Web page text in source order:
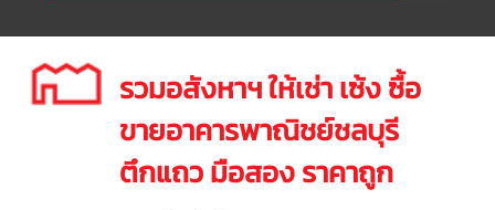
รวมอสังหาฯ ให้เช่า เซ้ง ซื้อ
ขายอาคารพาณิชย์ชลบุรี
ตึกแถว มือสอง ราคาถูก